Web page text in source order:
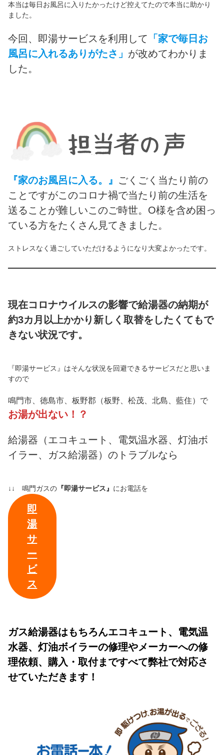
本当は毎日お風呂に入りたかったけど控えてたので本当に助かり
ました。
今回、即湯サービスを利用して 「家で毎日お
風呂に入れるありがたさ」 が改めてわかりま
した。
『家のお風呂に入る。』 ごくごく当たり前の
ことですがこのコロナ禍で当たり前の生活を
送ることが難しいこのご時世。O様を含め困っ
ている方をたくさん見てきました。
ストレスなく過ごしていただけるようになり大変よかったです。
現在コロナウイルスの影響で給湯器の納期が
約3カ月以上かかり新しく取替をしたくてもで
きない状況です。
『即湯サービス』はそんな状況を回避できるサービスだと思いま
すので
鳴門市、徳島市、板野郡（板野、松茂、北島、藍住）で
お湯が出ない！？
給湯器（エコキュート、電気温水器、灯油ボ
イラー、ガス給湯器）のトラブルなら
↓↓ 鳴門ガスの 『即湯サービス』 にお電話を
即
湯
サ
ー
ビ
ス
ガス給湯器はもちろんエコキュート、電気温
水器、灯油ボイラーの修理やメーカーへの修
理依頼、購入・取付まですべて弊社で対応さ
せていただきます！